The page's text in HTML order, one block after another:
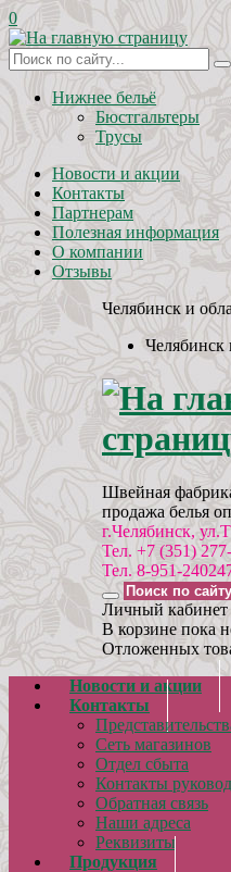
0
Нижнее бельё
Бюстгальтеры
Трусы
Новости и акции
Контакты
Партнерам
Полезная информация
О компании
Отзывы
Челябинск и
Челябинск
Швейная
продажа белья
г.Челябинск,
Тел. +7 (351)
Тел. 8-951-
Личный кабинет
В корзине пока
Отложенных
Новости и акции
Контакты
Сеть магазинов
Отдел сбыта
Контакты
Обратная связь
Наши адреса
Реквизиты
Продукция